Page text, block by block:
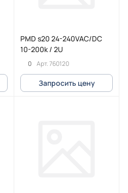
PMD s20 24-240VAC/DC
10-200k / 2U
0 Арт.760120
Запросить цену